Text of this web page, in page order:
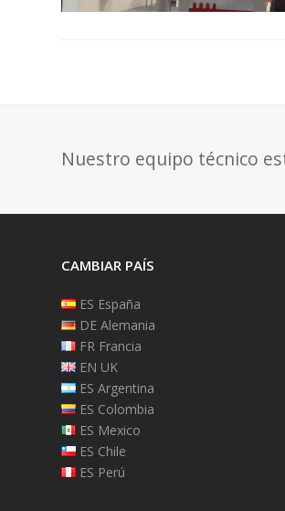
Nuestro equipo técnico
CAMBIAR PAÍS
ES España
DE Alemania
FR Francia
EN UK
ES Argentina
ES Colombia
ES Mexico
ES Chile
ES Perú